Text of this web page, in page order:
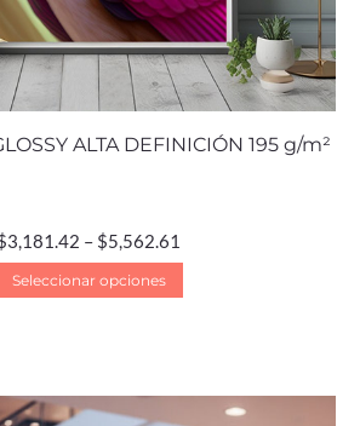
ALTA DEFINICIÓN 195 g/m²
3,181.42 – $5,562.61
Seleccionar opciones